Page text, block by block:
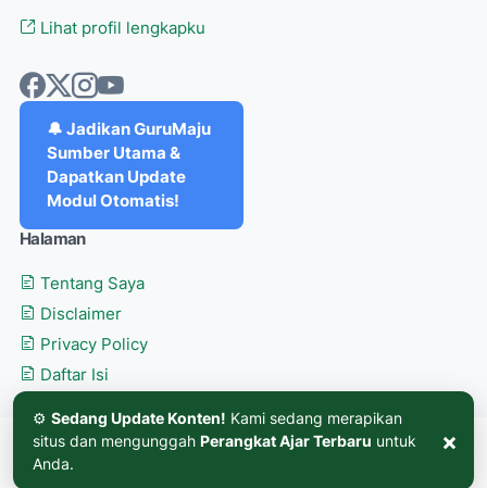
Lihat profil lengkapku
🔔 Jadikan GuruMaju
Sumber Utama &
Dapatkan Update
Modul Otomatis!
⚙️ Sedang Update Konten! Kami sedang merapikan
situs dan mengunggah Perangkat Ajar Terbaru untuk
Anda.
×
Halaman
Tentang Saya
Disclaimer
Privacy Policy
Daftar Isi